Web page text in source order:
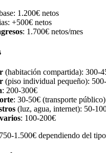
1.200€ netos
+500€ netos
: 1.700€ netos/mes
(habitación compartida): 300-
(piso individual pequeño):
: 200-300€
: 30-50€ (transporte público)
(luz, agua, internet): 50-
: 100-200€
1.500€ dependiendo del